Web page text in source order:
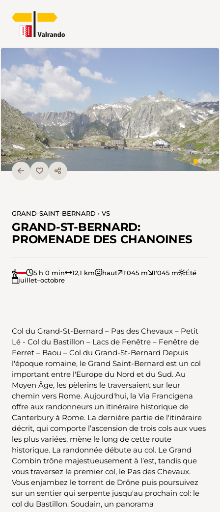
GRAND-SAINT-BERNARD • VS
GRAND-ST-BERNARD:
PROMENADE DES CHANOINES
5 h 0 min 12,1 km haut 1'045 m 1'045 m
Été
juillet–octobre
Col du Grand-St-Bernard – Pas des Chevaux – Petit
Lé - Col du Bastillon – Lacs de Fenêtre – Fenêtre de
Ferret – Baou – Col du Grand-St-Bernard Depuis
l'époque romaine, le Grand Saint-Bernard est un col
important entre l'Europe du Nord et du Sud. Au
Moyen Âge, les pèlerins le traversaient sur leur
chemin vers Rome. Aujourd'hui, la Via Francigena
offre aux randonneurs un itinéraire historique de
Canterbury à Rome. La dernière partie de l'itinéraire
décrit, qui comporte l’ascension de trois cols aux vues
les plus variées, mène le long de cette route
historique. La randonnée débute au col. Le Grand
Combin trône majestueusement à l’est, tandis que
vous traversez le premier col, le Pas des Chevaux.
Vous enjambez le torrent de Drône puis poursuivez
sur un sentier qui serpente jusqu'au prochain col: le
col du Bastillon. Soudain, un panorama